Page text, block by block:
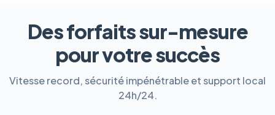
Des forfaits sur-mesure
pour votre succès
Vitesse record, sécurité impénétrable et support local
24h/24.